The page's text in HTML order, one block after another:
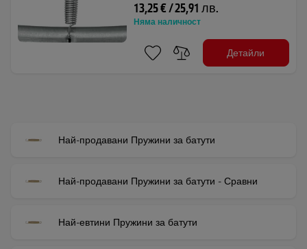
13,25 € / 25,91 лв.
Няма наличност
Детайли
Най-продавани Пружини за батути
Най-продавани Пружини за батути - Сравни
Най-евтини Пружини за батути